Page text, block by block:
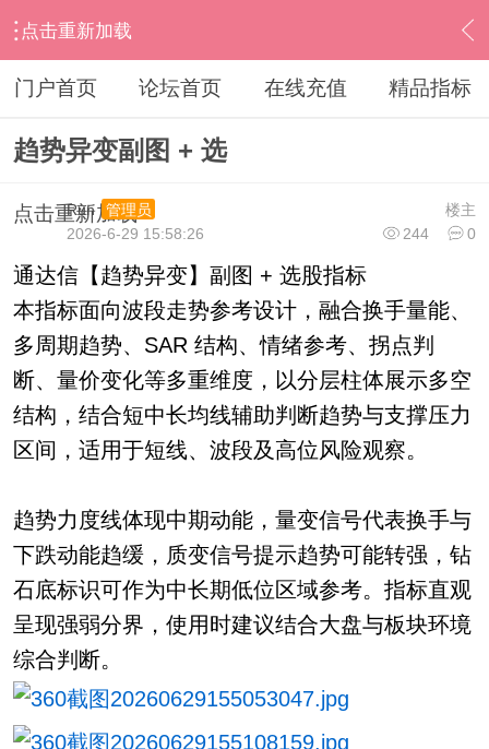
点击重新加载
› 通达信指标公式 › 副图公式 › 内容
门户首页 论坛首页 在线充值 精品指标
趋势异变副图 + 选
点击重新加载 楼主
Run
管理员
244
0
2026-6-29 15:58:26
通达信【趋势异变】副图 + 选股指标
本指标面向波段走势参考设计，融合换手量能、
多周期趋势、SAR 结构、情绪参考、拐点判
断、量价变化等多重维度，以分层柱体展示多空
结构，结合短中长均线辅助判断趋势与支撑压力
区间，适用于短线、波段及高位风险观察。
趋势力度线体现中期动能，量变信号代表换手与
下跌动能趋缓，质变信号提示趋势可能转强，钻
石底标识可作为中长期低位区域参考。指标直观
呈现强弱分界，使用时建议结合大盘与板块环境
综合判断。